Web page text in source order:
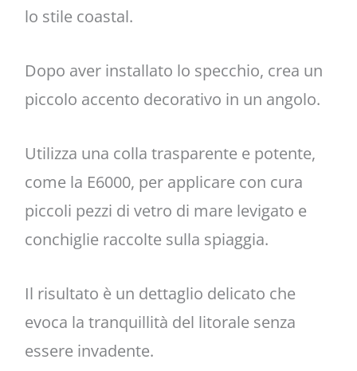
lo stile coastal.
Dopo aver installato lo specchio, crea un
piccolo accento decorativo in un angolo.
Utilizza una colla trasparente e potente,
come la E6000, per applicare con cura
piccoli pezzi di vetro di mare levigato e
conchiglie raccolte sulla spiaggia.
Il risultato è un dettaglio delicato che
evoca la tranquillità del litorale senza
essere invadente.